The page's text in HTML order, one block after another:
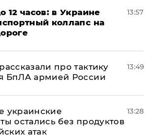
12 часов: в Украине
коллапс на
13:57
про тактику
БпЛА армией России
13:49
украинские
остались без продуктов
атак
13:28